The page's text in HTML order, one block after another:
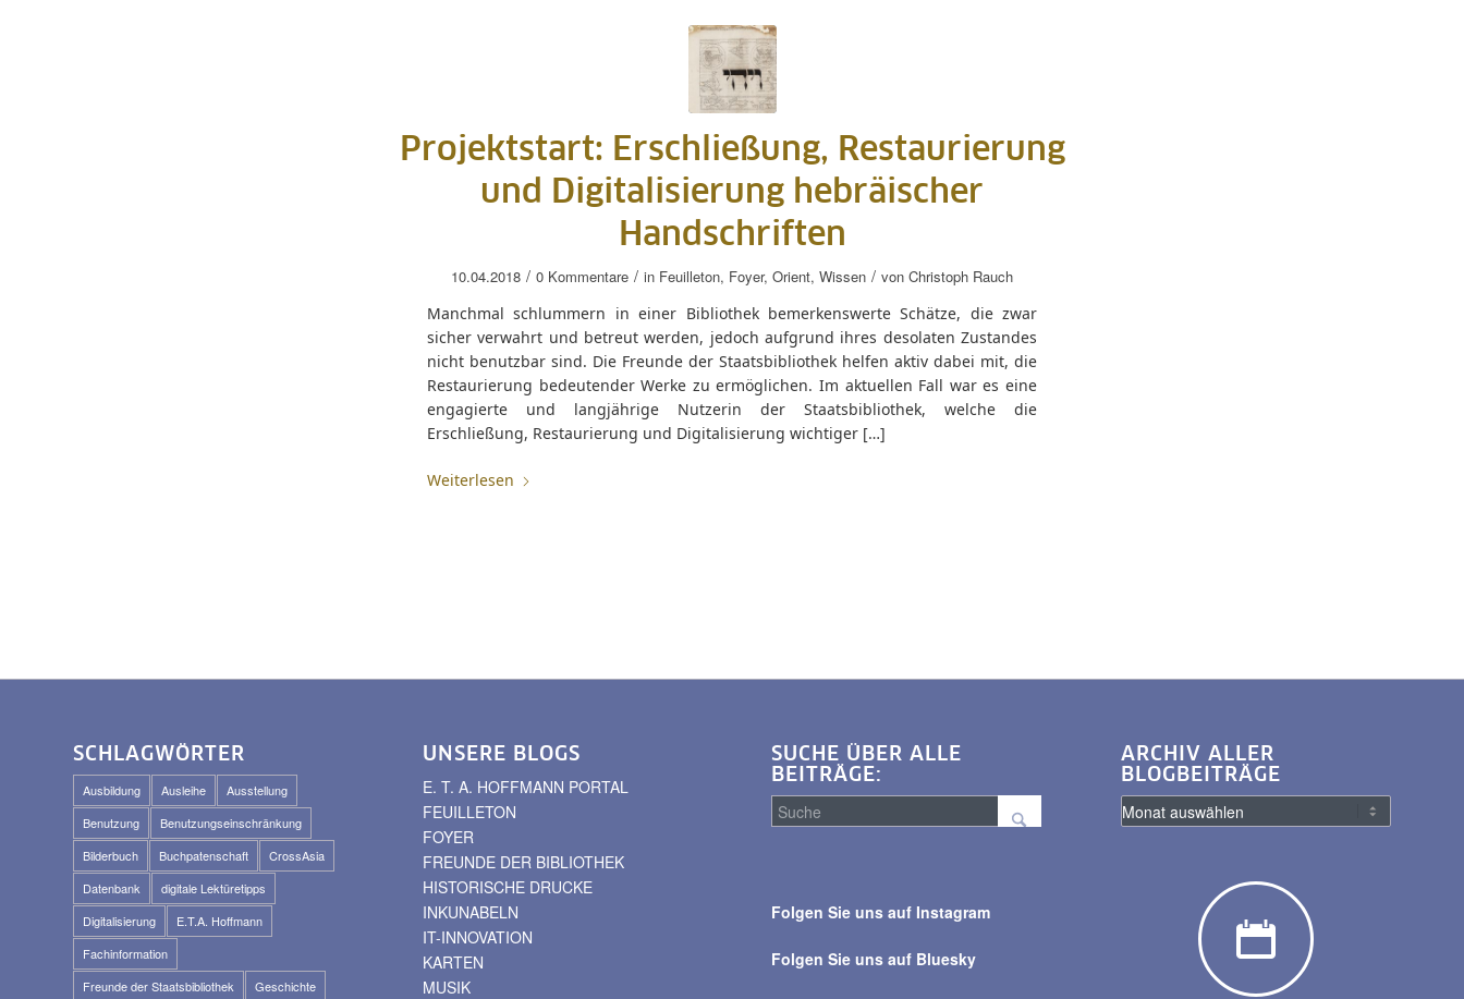
Projektstart: Erschließung, Restaurierung
und Digitalisierung hebräischer
Handschriften
10.04.2018 / 0 Kommentare / in Feuilleton, Foyer, Orient, Wissen / von Christoph Rauch
Manchmal schlummern in einer Bibliothek bemerkenswerte Schätze, die zwar
sicher verwahrt und betreut werden, jedoch aufgrund ihres desolaten Zustandes
nicht benutzbar sind. Die Freunde der Staatsbibliothek helfen aktiv dabei mit, die
Restaurierung bedeutender Werke zu ermöglichen. Im aktuellen Fall war es eine
engagierte und langjährige Nutzerin der Staatsbibliothek, welche die
Erschließung, Restaurierung und Digitalisierung wichtiger […]
Weiterlesen
SCHLAGWÖRTER
Ausbildung Ausleihe
Ausstellung
Benutzung
Benutzungseinschränkung
Bilderbuch
Buchpatenschaft
CrossAsia
Datenbank
digitale Lektüretipps
Digitalisierung
E.T.A. Hoffmann
Fachinformation
Freunde der Staatsbibliothek
Geschichte
UNSERE BLOGS
E. T. A. HOFFMANN PORTAL
FEUILLETON
FOYER
FREUNDE DER BIBLIOTHEK
HISTORISCHE DRUCKE
INKUNABELN
IT-INNOVATION
KARTEN
MUSIK
SUCHE ÜBER ALLE
BEITRÄGE:
alle
Folgen Sie uns auf Instagram
Folgen Sie uns auf Bluesky
ARCHIV ALLER
BLOGBEITRÄGE